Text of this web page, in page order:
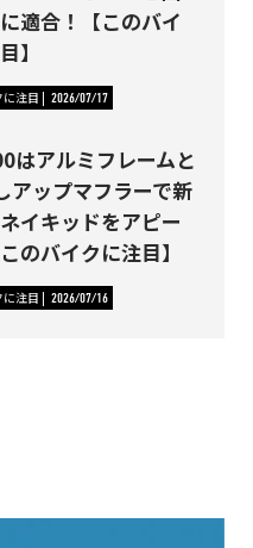
適合！【このバイ
】
に注目 2026/07/17
はアルミフレームと
アップマフラーで新
イキッドをアピー
のバイクに注目】
に注目 2026/07/16